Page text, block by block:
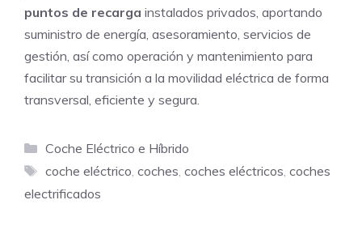
puntos de recarga instalados privados, aportando
suministro de energía, asesoramiento, servicios de
gestión, así como operación y mantenimiento para
facilitar su transición a la movilidad eléctrica de forma
transversal, eficiente y segura.
Categorías
Coche Eléctrico e Híbrido
Etiquetas
coche eléctrico, coches, coches eléctricos, coches
electrificados